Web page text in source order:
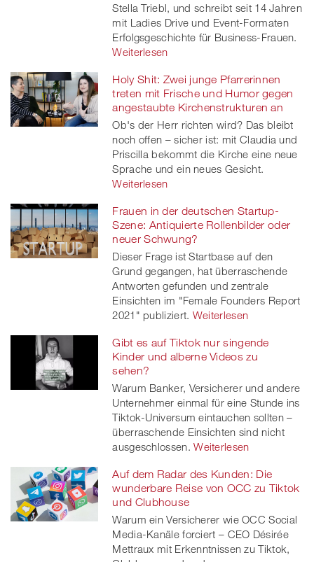
Stella Triebl, und schreibt seit 14 Jahren
mit Ladies Drive und Event-Formaten
Erfolgsgeschichte für Business-Frauen.
Weiterlesen
Holy Shit: Zwei junge Pfarrerinnen
treten mit Frische und Humor gegen
angestaubte Kirchenstrukturen an
Ob's der Herr richten wird? Das bleibt
noch offen – sicher ist: mit Claudia und
Priscilla bekommt die Kirche eine neue
Sprache und ein neues Gesicht.
Weiterlesen
Frauen in der deutschen Startup-
Szene: Antiquierte Rollenbilder oder
neuer Schwung?
Dieser Frage ist Startbase auf den
Grund gegangen, hat überraschende
Antworten gefunden und zentrale
Einsichten im "Female Founders Report
2021" publiziert. Weiterlesen
Gibt es auf Tiktok nur singende
Kinder und alberne Videos zu
sehen?
Warum Banker, Versicherer und andere
Unternehmer einmal für eine Stunde ins
Tiktok-Universum eintauchen sollten –
überraschende Einsichten sind nicht
ausgeschlossen. Weiterlesen
Auf dem Radar des Kunden: Die
wunderbare Reise von OCC zu Tiktok
und Clubhouse
Warum ein Versicherer wie OCC Social
Media-Kanäle forciert – CEO Désirée
Mettraux mit Erkenntnissen zu Tiktok,